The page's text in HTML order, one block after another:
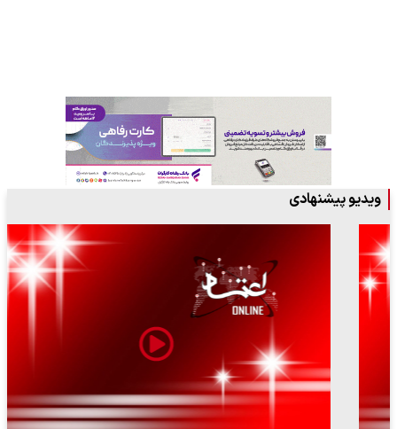
ویدیو پیشنهادی